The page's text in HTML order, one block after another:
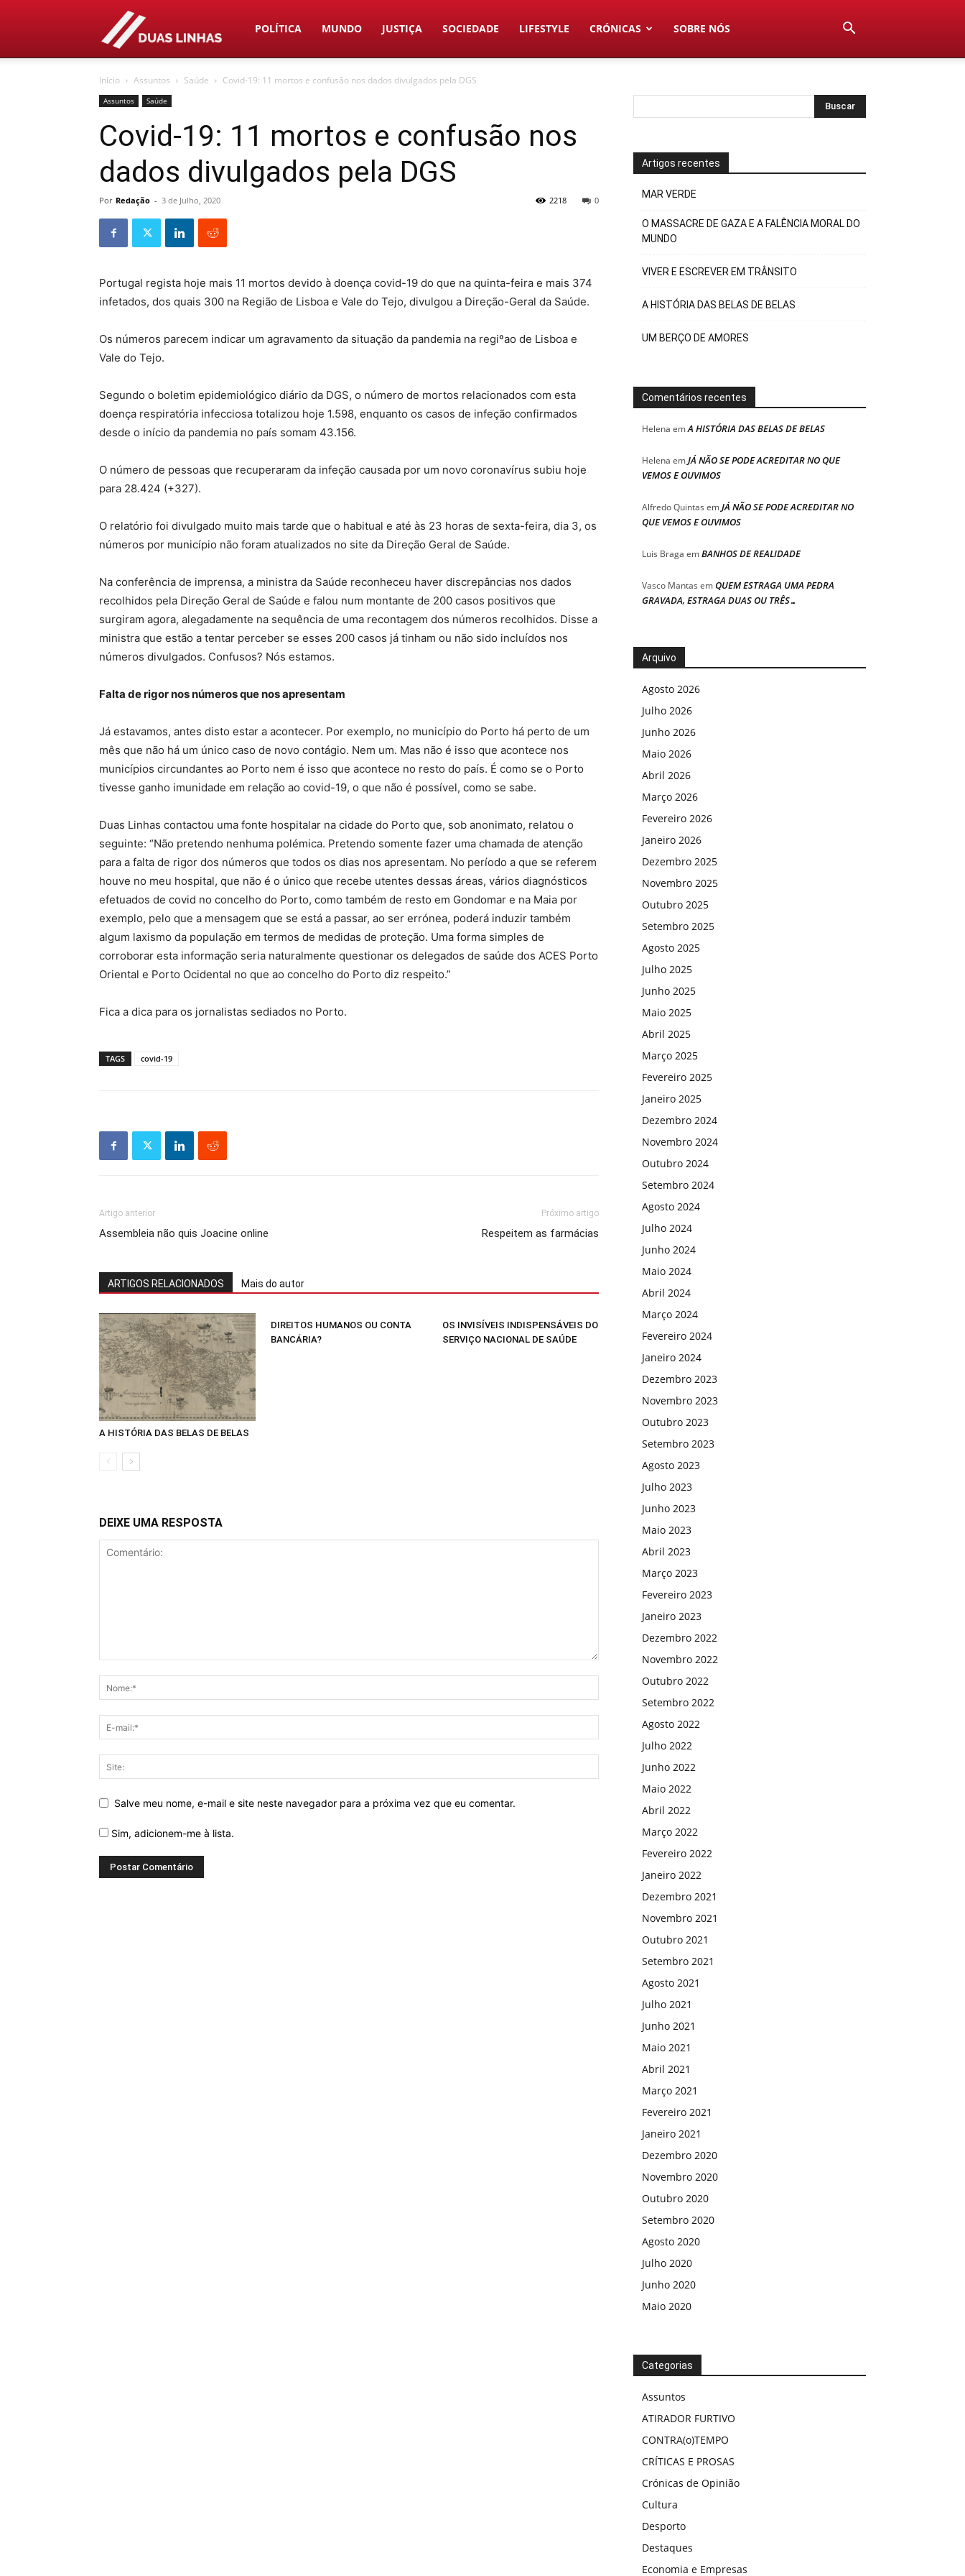
Duas
Linhas
POLÍTICA MUNDO JUSTIÇA SOCIEDADE LIFESTYLE CRÓNICAS SOBRE NÓS
Início Assuntos Saúde Covid-19: 11 mortos e confusão nos dados divulgados pela DGS
Assuntos Saúde
Covid-19: 11 mortos e confusão nos
dados divulgados pela DGS
Por Redação - 3 de Julho, 2020 0
2218
Portugal regista hoje mais 11 mortos devido à doença covid-19 do que na quinta-feira e mais 374
infetados, dos quais 300 na Região de Lisboa e Vale do Tejo, divulgou a Direção-Geral da Saúde.
Os números parecem indicar um agravamento da situação da pandemia na regiºao de Lisboa e
Vale do Tejo.
Segundo o boletim epidemiológico diário da DGS, o número de mortos relacionados com esta
doença respiratória infecciosa totalizou hoje 1.598, enquanto os casos de infeção confirmados
desde o início da pandemia no país somam 43.156.
O número de pessoas que recuperaram da infeção causada por um novo coronavírus subiu hoje
para 28.424 (+327).
O relatório foi divulgado muito mais tarde que o habitual e até às 23 horas de sexta-feira, dia 3, os
números por município não foram atualizados no site da Direção Geral de Saúde.
Na conferência de imprensa, a ministra da Saúde reconheceu haver discrepâncias nos dados
recolhidos pela Direção Geral de Saúde e falou num montante de 200 casos positivos que
surgiram agora, alegadamente na sequência de uma recontagem dos números recolhidos. Disse a
ministra que estão a tentar perceber se esses 200 casos já tinham ou não sido incluídos nos
números divulgados. Confusos? Nós estamos.
Falta de rigor nos números que nos apresentam
Já estavamos, antes disto estar a acontecer. Por exemplo, no município do Porto há perto de um
mês que não há um único caso de novo contágio. Nem um. Mas não é isso que acontece nos
municípios circundantes ao Porto nem é isso que acontece no resto do país. É como se o Porto
tivesse ganho imunidade em relação ao covid-19, o que não é possível, como se sabe.
Duas Linhas contactou uma fonte hospitalar na cidade do Porto que, sob anonimato, relatou o
seguinte: “Não pretendo nenhuma polémica. Pretendo somente fazer uma chamada de atenção
para a falta de rigor dos números que todos os dias nos apresentam. No período a que se referem
houve no meu hospital, que não é o único que recebe utentes dessas áreas, vários diagnósticos
efetuados de covid no concelho do Porto, como também de resto em Gondomar e na Maia por
exemplo, pelo que a mensagem que se está a passar, ao ser errónea, poderá induzir também
algum laxismo da população em termos de medidas de proteção. Uma forma simples de
corroborar esta informação seria naturalmente questionar os delegados de saúde dos ACES Porto
Oriental e Porto Ocidental no que ao concelho do Porto diz respeito.”
Fica a dica para os jornalistas sediados no Porto.
TAGS covid-19
Artigo anterior
Assembleia não quis Joacine online
Próximo artigo
Respeitem as farmácias
ARTIGOS RELACIONADOS Mais do autor
A HISTÓRIA DAS BELAS DE BELAS
DIREITOS HUMANOS OU CONTA
BANCÁRIA?
OS INVISÍVEIS INDISPENSÁVEIS DO
SERVIÇO NACIONAL DE SAÚDE
DEIXE UMA RESPOSTA
Salve meu nome, e-mail e site neste navegador para a próxima vez que eu comentar.
Sim, adicionem-me à lista.
Artigos recentes
MAR VERDE
O MASSACRE DE GAZA E A FALÊNCIA MORAL DO
MUNDO
VIVER E ESCREVER EM TRÂNSITO
A HISTÓRIA DAS BELAS DE BELAS
UM BERÇO DE AMORES
Comentários recentes
Helena emA HISTÓRIA DAS BELAS DE BELAS
Helena emJÁ NÃO SE PODE ACREDITAR NO QUE
VEMOS E OUVIMOS
Alfredo Quintas emJÁ NÃO SE PODE ACREDITAR NO
QUE VEMOS E OUVIMOS
Luis Braga emBANHOS DE REALIDADE
Vasco Mantas emQUEM ESTRAGA UMA PEDRA
GRAVADA, ESTRAGA DUAS OU TRÊS…
Arquivo
Agosto 2026
Julho 2026
Junho 2026
Maio 2026
Abril 2026
Março 2026
Fevereiro 2026
Janeiro 2026
Dezembro 2025
Novembro 2025
Outubro 2025
Setembro 2025
Agosto 2025
Julho 2025
Junho 2025
Maio 2025
Abril 2025
Março 2025
Fevereiro 2025
Janeiro 2025
Dezembro 2024
Novembro 2024
Outubro 2024
Setembro 2024
Agosto 2024
Julho 2024
Junho 2024
Maio 2024
Abril 2024
Março 2024
Fevereiro 2024
Janeiro 2024
Dezembro 2023
Novembro 2023
Outubro 2023
Setembro 2023
Agosto 2023
Julho 2023
Junho 2023
Maio 2023
Abril 2023
Março 2023
Fevereiro 2023
Janeiro 2023
Dezembro 2022
Novembro 2022
Outubro 2022
Setembro 2022
Agosto 2022
Julho 2022
Junho 2022
Maio 2022
Abril 2022
Março 2022
Fevereiro 2022
Janeiro 2022
Dezembro 2021
Novembro 2021
Outubro 2021
Setembro 2021
Agosto 2021
Julho 2021
Junho 2021
Maio 2021
Abril 2021
Março 2021
Fevereiro 2021
Janeiro 2021
Dezembro 2020
Novembro 2020
Outubro 2020
Setembro 2020
Agosto 2020
Julho 2020
Junho 2020
Maio 2020
Categorias
Assuntos
ATIRADOR FURTIVO
CONTRA(o)TEMPO
CRÍTICAS E PROSAS
Crónicas de Opinião
Cultura
Desporto
Destaques
Economia e Empresas